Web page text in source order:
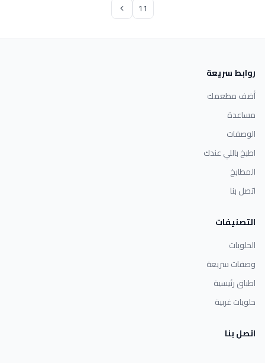
11
روابط سريعة
أضف مطعمك
مساعدة
الوصفات
اطبخ باللي عندك
المطابخ
اتصل بنا
التصنيفات
الحلويات
وصفات سريعة
اطباق رئيسية
حلويات غربية
اتصل بنا